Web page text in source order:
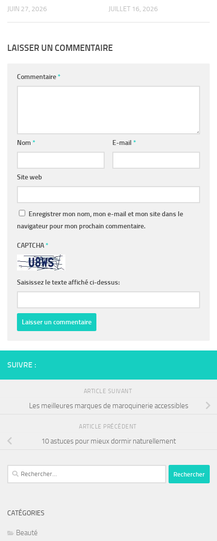
JUIN 27, 2026 JUILLET 16, 2026
LAISSER UN COMMENTAIRE
Commentaire*
Nom * E-mail *
Site web
Enregistrer mon nom, mon e-mail et mon site dans le
navigateur pour mon prochain commentaire.
CAPTCHA*
Saisissez le texte affiché ci-dessus:
SUIVRE :
ARTICLE SUIVANT
Les meilleures marques de maroquinerie accessibles
ARTICLE PRÉCÉDENT
10 astuces pour mieux dormir naturellement
Rechercher :
CATÉGORIES
Beauté